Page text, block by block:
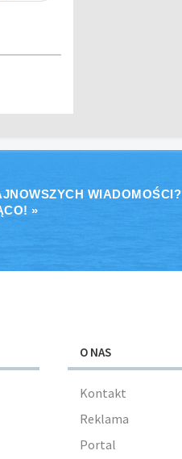
WIADOMOŚCI?
»
O NAS
Kontakt
Reklama
Portal